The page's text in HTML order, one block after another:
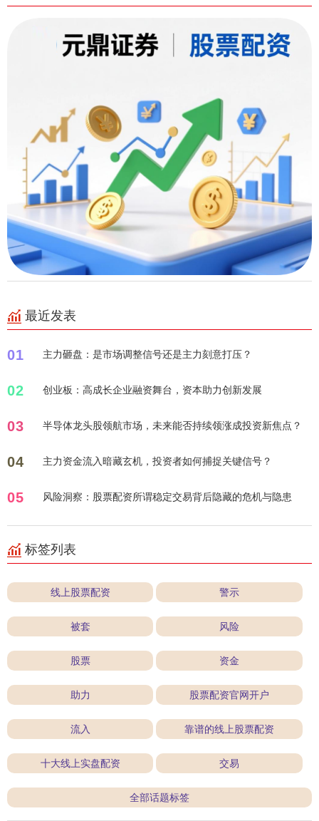
最近发表
01 主力砸盘：是市场调整信号还是主力刻意打压？
02 创业板：高成长企业融资舞台，资本助力创新发展
03 半导体龙头股领航市场，未来能否持续领涨成投资新焦点？
04 主力资金流入暗藏玄机，投资者如何捕捉关键信号？
05 风险洞察：股票配资所谓稳定交易背后隐藏的危机与隐患
标签列表
线上股票配资 警示
被套 风险
股票 资金
助力 股票配资官网开户
流入 靠谱的线上股票配资
十大线上实盘配资 交易
全部话题标签